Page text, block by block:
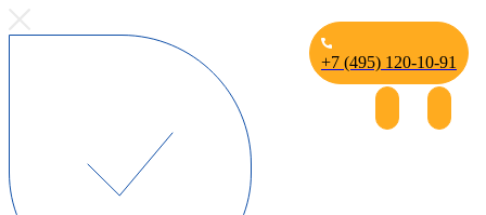
+7 (495) 120-10-91